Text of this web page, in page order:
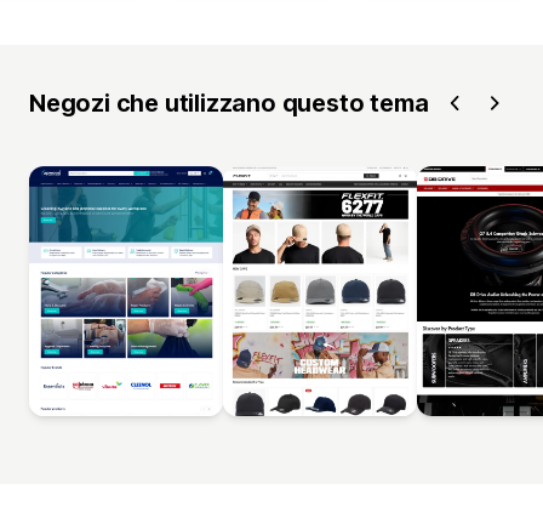
Negozi che utilizzano questo tema